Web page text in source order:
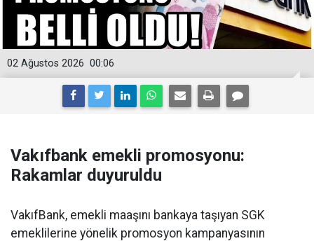
00:06
02 Ağustos 2026
Vakıfbank emekli promosyonu:
Rakamlar duyuruldu
VakıfBank, emekli maaşını bankaya taşıyan SGK
emeklilerine yönelik promosyon kampanyasının